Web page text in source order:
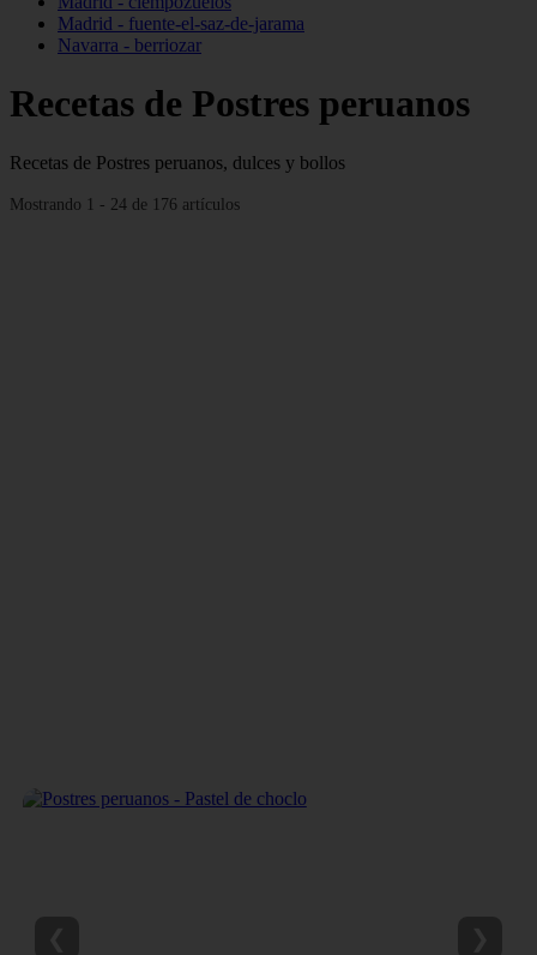
Madrid - fuente-el-saz-de-jarama
Navarra - berriozar
Recetas de Postres peruanos
Recetas de Postres peruanos, dulces y bollos
Mostrando 1 - 24 de 176 artículos